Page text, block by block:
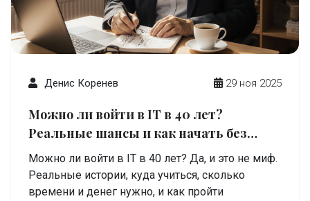
Денис Коренев 29 ноя 2025
Можно ли войти в IT в 40 лет?
Реальные шансы и как начать без
опыта
Можно ли войти в IT в 40 лет? Да, и это не миф.
Реальные истории, куда учиться, сколько
времени и денег нужно, и как пройти